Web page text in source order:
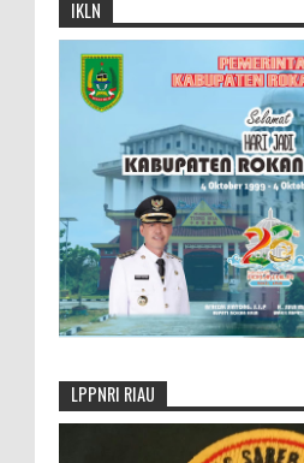
IKLN
LPPNRI RIAU